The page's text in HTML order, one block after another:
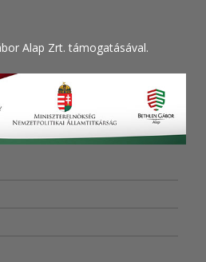
Alap Zrt. támogatásával.